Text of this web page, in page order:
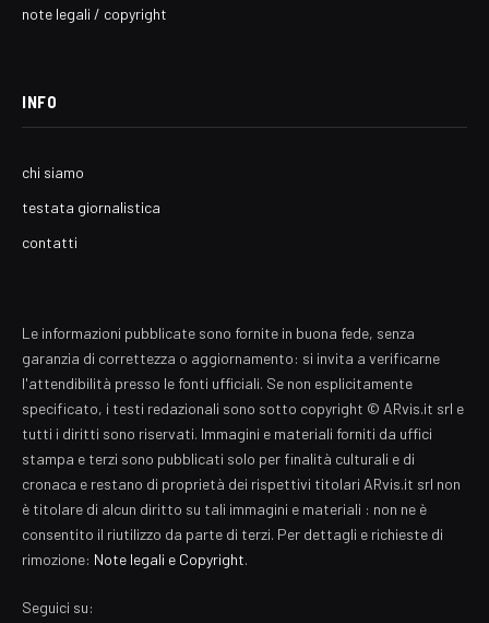
note legali / copyright
INFO
chi siamo
testata giornalistica
contatti
Le informazioni pubblicate sono fornite in buona fede, senza
garanzia di correttezza o aggiornamento: si invita a verificarne
l'attendibilità presso le fonti ufficiali. Se non esplicitamente
specificato, i testi redazionali sono sotto copyright © ARvis.it srl e
tutti i diritti sono riservati. Immagini e materiali forniti da uffici
stampa e terzi sono pubblicati solo per finalità culturali e di
cronaca e restano di proprietà dei rispettivi titolari ARvis.it srl non
è titolare di alcun diritto su tali immagini e materiali : non ne è
consentito il riutilizzo da parte di terzi. Per dettagli e richieste di
rimozione: Note legali e Copyright.
Seguici su: